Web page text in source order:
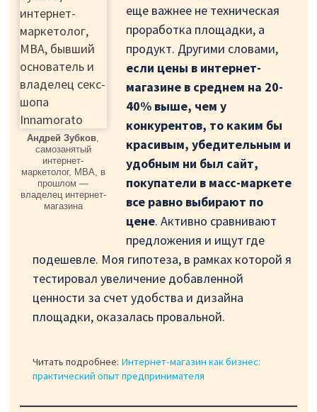
Андрей Зубков,
самозанятый
интернет-
маркетолог, MBA, в
прошлом —
владелец интернет-
магазина
еще важнее не техническая
проработка площадки, а
продукт. Другими словами,
если цены в интернет-
магазине в среднем на 20-
40% выше, чем у
конкурентов, то каким бы
красивым, убедительным и
удобным ни был сайт,
покупатели в масс-маркете
все равно выбирают по
цене. Активно сравнивают
предложения и ищут где
подешевле. Моя гипотеза, в рамках которой я
тестировал увеличение добавленной
ценности за счет удобства и дизайна
площадки, оказалась провальной.
Читать подробнее: Интернет-магазин как бизнес:
практический опыт предпринимателя